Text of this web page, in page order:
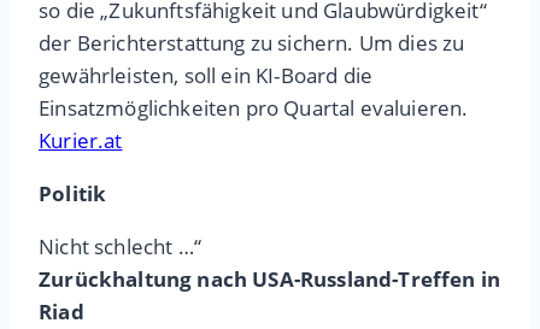
so die „Zukunftsfähigkeit und Glaubwürdigkeit“
der Berichterstattung zu sichern. Um dies zu
gewährleisten, soll ein KI-Board die
Einsatzmöglichkeiten pro Quartal evaluieren.
Kurier.at
Politik
Nicht schlecht …“
Zurückhaltung nach USA-Russland-Treffen in
Riad